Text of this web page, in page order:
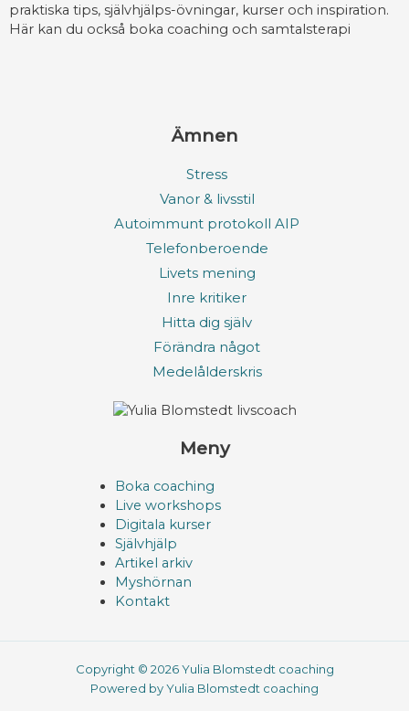
praktiska tips, självhjälps-övningar, kurser och inspiration.
Här kan du också boka coaching och samtalsterapi
Ämnen
Stress
Vanor & livsstil
Autoimmunt protokoll AIP
Telefonberoende
Livets mening
Inre kritiker
Hitta dig själv
Förändra något
Medelålderskris
Meny
Boka coaching
Live workshops
Digitala kurser
Självhjälp
Artikel arkiv
Myshörnan
Kontakt
Copyright © 2026 Yulia Blomstedt coaching
Powered by Yulia Blomstedt coaching